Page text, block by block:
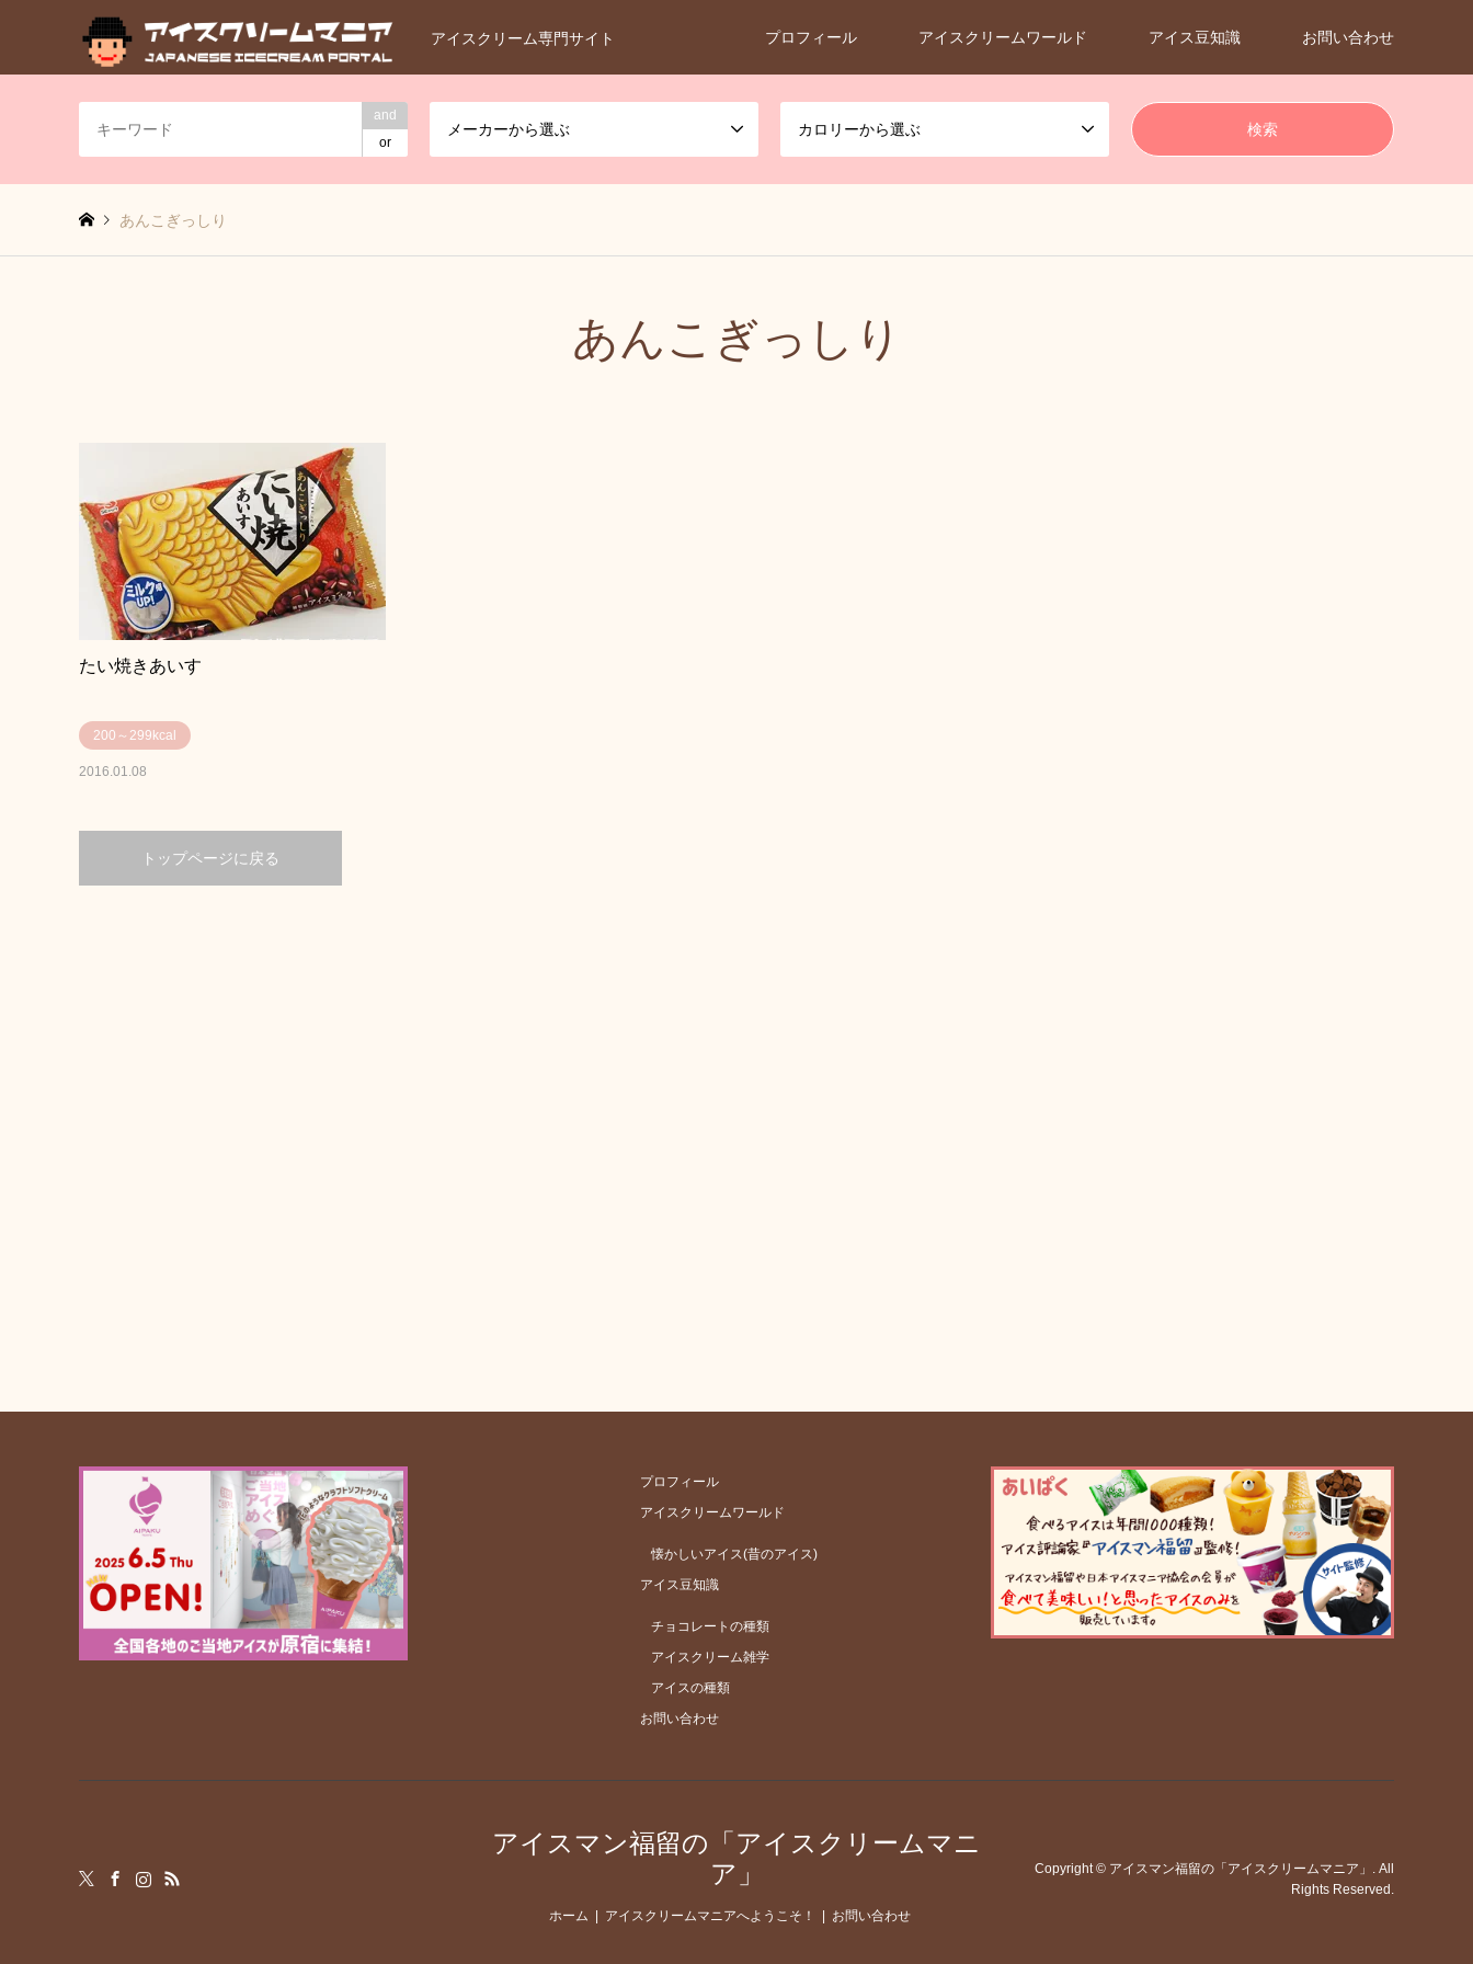
アイスクリーム専門サイト プロフィール アイスクリームワールド アイス豆知識 お問い合わせ
and
or
メーカーから選ぶ カロリーから選ぶ
あんこぎっしり
あんこぎっしり
たい焼きあいす
200～299kcal
2016.01.08
トップページに戻る
プロフィール
アイスクリームワールド
懐かしいアイス(昔のアイス)
アイス豆知識
チョコレートの種類
アイスクリーム雑学
アイスの種類
お問い合わせ
アイスマン福留の「アイスクリームマニ
ア」
ホーム アイスクリームマニアへようこそ！ お問い合わせ
Copyright© アイスマン福留の「アイスクリームマニア」 . All
Rights Reserved.